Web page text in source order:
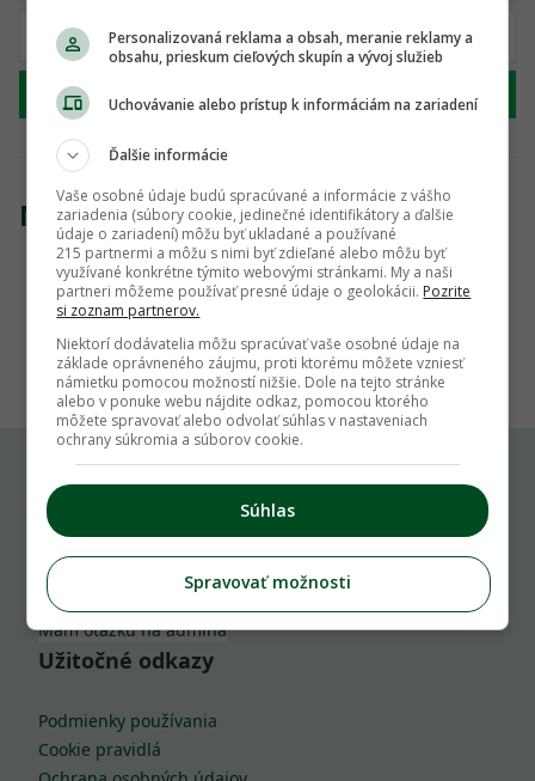
Hľadať
Nenašli sme žiadny produkt
1
Komu môžeš napísať
info@zahrada.sk
Nahlás chybu
Mám otázku na admina
Užitočné odkazy
Podmienky používania
Cookie pravidlá
Personalizovaná reklama a obsah, meranie reklamy a
obsahu, prieskum cieľových skupín a vývoj služieb
Uchovávanie alebo prístup k informáciám na zariadení
Ďalšie informácie
Vaše osobné údaje budú spracúvané a informácie z vášho
zariadenia (súbory cookie, jedinečné identifikátory a ďalšie
údaje o zariadení) môžu byť ukladané a používané
215 partnermi a môžu s nimi byť zdieľané alebo môžu byť
využívané konkrétne týmito webovými stránkami. My a naši
partneri môžeme používať presné údaje o geolokácii. Pozrite
si zoznam partnerov.
Niektorí dodávatelia môžu spracúvať vaše osobné údaje na
základe oprávneného záujmu, proti ktorému môžete vzniesť
námietku pomocou možností nižšie. Dole na tejto stránke
alebo v ponuke webu nájdite odkaz, pomocou ktorého
môžete spravovať alebo odvolať súhlas v nastaveniach
ochrany súkromia a súborov cookie.
Súhlas
Spravovať možnosti